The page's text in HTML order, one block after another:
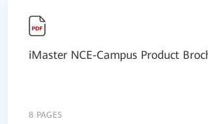
iMaster NCE-Campus Product
8 PAGES